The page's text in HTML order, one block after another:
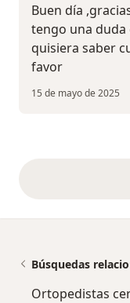
Buen día
tengo una duda
quisiera saber
favor
15 de mayo de 2025
Búsquedas
Ortopedistas